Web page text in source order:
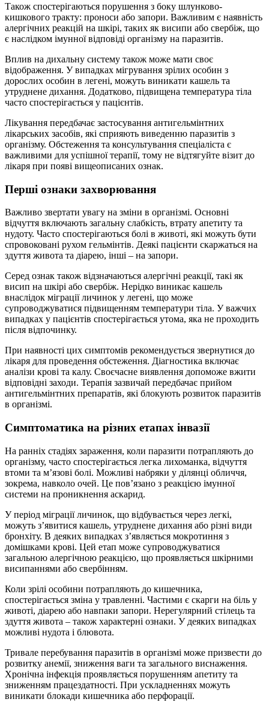
Також спостерігаються порушення з боку шлунково-
кишкового тракту: проноси або запори. Важливим є наявність
алергічних реакцій на шкірі, таких як висипи або свербіж, що
є наслідком імунної відповіді організму на паразитів.
Вплив на дихальну систему також може мати своє
відображення. У випадках мігрування зрілих особин з
дорослих особин в легені, можуть виникати кашель та
утруднене дихання. Додатково, підвищена температура тіла
часто спостерігається у пацієнтів.
Лікування передбачає застосування антигельмінтних
лікарських засобів, які сприяють виведенню паразитів з
організму. Обстеження та консультування спеціаліста є
важливими для успішної терапії, тому не відтягуйте візит до
лікаря при появі вищеописаних ознак.
Перші ознаки захворювання
Важливо звертати увагу на зміни в організмі. Основні
відчуття включають загальну слабкість, втрату апетиту та
нудоту. Часто спостерігаються болі в животі, які можуть бути
спровоковані рухом гельмінтів. Деякі пацієнти скаржаться на
здуття живота та діарею, інші – на запори.
Серед ознак також відзначаються алергічні реакції, такі як
висип на шкірі або свербіж. Нерідко виникає кашель
внаслідок міграції личинок у легені, що може
супроводжуватися підвищенням температури тіла. У важчих
випадках у пацієнтів спостерігається утома, яка не проходить
після відпочинку.
При наявності цих симптомів рекомендується звернутися до
лікаря для проведення обстеження. Діагностика включає
аналізи крові та калу. Своєчасне виявлення допоможе вжити
відповідні заходи. Терапія зазвичай передбачає прийом
антигельмінтних препаратів, які блокують розвиток паразитів
в організмі.
Симптоматика на різних етапах інвазії
На ранніх стадіях зараження, коли паразити потрапляють до
організму, часто спостерігається легка лихоманка, відчуття
втоми та м’язові болі. Можливі набряки у ділянці обличчя,
зокрема, навколо очей. Це пов’язано з реакцією імунної
системи на проникнення аскарид.
У період міграції личинок, що відбувається через легкі,
можуть з’явитися кашель, утруднене дихання або різні види
бронхіту. В деяких випадках з’являється мокротиння з
домішками крові. Цей етап може супроводжуватися
загальною алергічною реакцією, що проявляється шкірними
висипаннями або свербінням.
Коли зрілі особини потрапляють до кишечника,
спостерігається зміна у травленні. Частими є скарги на біль у
животі, діарею або навпаки запори. Нерегулярний стілець та
здуття живота – також характерні ознаки. У деяких випадках
можливі нудота і блювота.
Тривале перебування паразитів в організмі може призвести до
розвитку анемії, зниження ваги та загального виснаження.
Хронічна інфекція проявляється порушенням апетиту та
зниженням працездатності. При ускладненнях можуть
виникати блокади кишечника або перфорації.